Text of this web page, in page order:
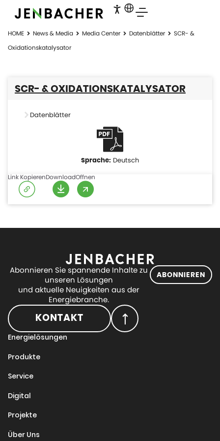
HOME News & Media Media Center Datenblätter
SCR- &
Oxidationskatalysator
SCR- & OXIDATIONSKATALYSATOR
Datenblätter
Deutsch
Link KopierenDownloadOffnen
Abonnieren Sie spannende Inhalte zu
unseren Lösungen
und aktuelle Neuigkeiten aus der
Energiebranche.
ABONNIEREN
KONTAKT
Energielösungen
Produkte
Service
Digital
Projekte
Über Uns